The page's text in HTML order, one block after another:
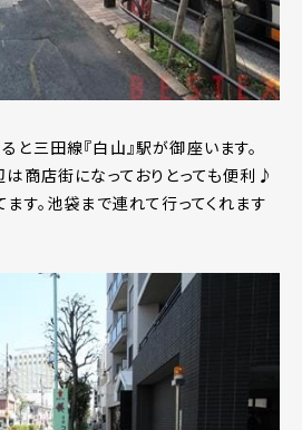
と三田線『白山』駅が御座います。
商店街になっておりとっても便利♪
す。池袋まで連れて行ってくれます